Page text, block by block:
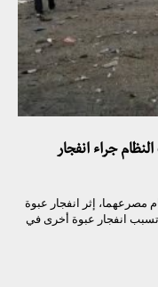
جراء انفجار
مصرعهما، إثر انفجار عبوة
تسبب انفجار عبوة أخرى في